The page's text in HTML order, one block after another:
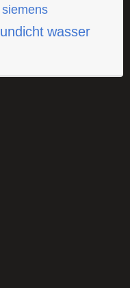
siemens
undicht wasser